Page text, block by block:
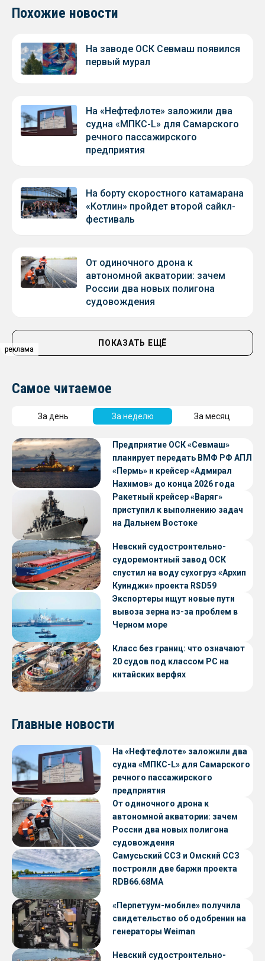
реклама
реклама
Похожие новости
На заводе ОСК Севмаш появился
первый мурал
На «Нефтефлоте» заложили два
судна «МПКС-L» для Самарского
речного пассажирского
предприятия
На борту скоростного катамарана
«Котлин» пройдет второй сайкл-
фестиваль
От одиночного дрона к
автономной акватории: зачем
России два новых полигона
судовождения
ПОКАЗАТЬ ЕЩЁ
Самое читаемое
За день За неделю За месяц
Предприятие ОСК «Севмаш»
планирует передать ВМФ РФ АПЛ
«Пермь» и крейсер «Адмирал
Нахимов» до конца 2026 года
Ракетный крейсер «Варяг»
приступил к выполнению задач
на Дальнем Востоке
Невский судостроительно-
судоремонтный завод ОСК
спустил на воду сухогруз «Архип
Куинджи» проекта RSD59
Экспортеры ищут новые пути
вывоза зерна из-за проблем в
Черном море
Класс без границ: что означают
20 судов под классом РС на
китайских верфях
Главные новости
На «Нефтефлоте» заложили два
судна «МПКС-L» для Самарского
речного пассажирского
предприятия
От одиночного дрона к
автономной акватории: зачем
России два новых полигона
судовождения
Самусьский ССЗ и Омский ССЗ
построили две баржи проекта
RDB66.68МА
«Перпетуум-мобиле» получила
свидетельство об одобрении на
генераторы Weiman
Невский судостроительно-